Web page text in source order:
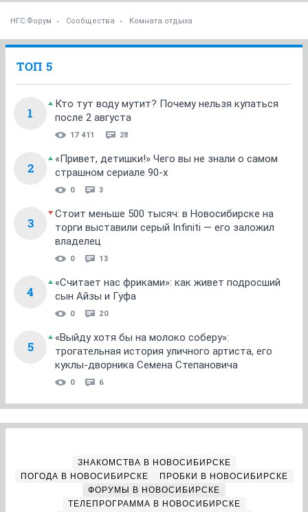
НГС.Форум Сообщества Комната отдыха
ТОП 5
1
Кто тут воду мутит? Почему нельзя купаться
после 2 августа
17 411 28
2
«Привет, детишки!» Чего вы не знали о самом
страшном сериале 90-х
0 3
3
Стоит меньше 500 тысяч: в Новосибирске на
торги выставили серый Infiniti — его заложил
владелец
0 13
4
«Считает нас фриками»: как живет подросший
сын Айзы и Гуфа
0 20
5
«Выйду хотя бы на молоко соберу»:
трогательная история уличного артиста, его
куклы-дворника Семена Степановича
0 6
ЗНАКОМСТВА В НОВОСИБИРСКЕ
ПОГОДА В НОВОСИБИРСКЕ
ПРОБКИ В НОВОСИБИРСКЕ
ФОРУМЫ В НОВОСИБИРСКЕ
ТЕЛЕПРОГРАММА В НОВОСИБИРСКЕ